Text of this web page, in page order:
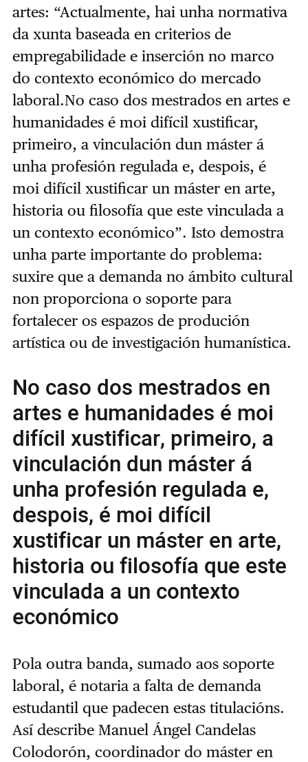
artes: “Actualmente, hai unha normativa
da xunta baseada en criterios de
empregabilidade e inserción no marco
do contexto económico do mercado
laboral.No caso dos mestrados en artes e
humanidades é moi difícil xustificar,
primeiro, a vinculación dun máster á
unha profesión regulada e, despois, é
moi difícil xustificar un máster en arte,
historia ou filosofía que este vinculada a
un contexto económico”. Isto demostra
unha parte importante do problema:
suxire que a demanda no ámbito cultural
non proporciona o soporte para
fortalecer os espazos de produción
artística ou de investigación humanística.
No caso dos mestrados en
artes e humanidades é moi
difícil xustificar, primeiro, a
vinculación dun máster á
unha profesión regulada e,
despois, é moi difícil
xustificar un máster en arte,
historia ou filosofía que este
vinculada a un contexto
económico
Pola outra banda, sumado aos soporte
laboral, é notaria a falta de demanda
estudantil que padecen estas titulacións.
Así describe Manuel Ángel Candelas
Colodorón, coordinador do máster en